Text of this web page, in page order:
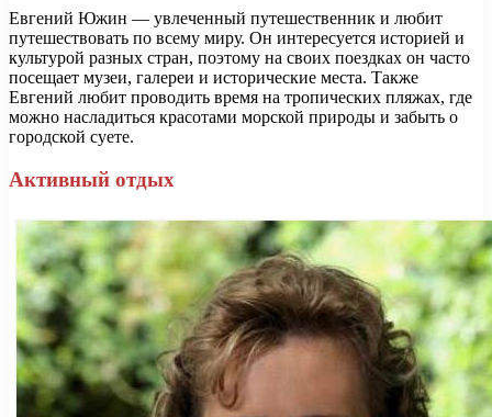
Евгений Южин — увлеченный путешественник и любит
путешествовать по всему миру. Он интересуется историей и
культурой разных стран, поэтому на своих поездках он часто
посещает музеи, галереи и исторические места. Также
Евгений любит проводить время на тропических пляжах, где
можно насладиться красотами морской природы и забыть о
городской суете.
Активный отдых